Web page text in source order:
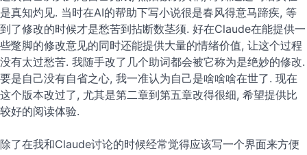
是真知灼见. 当时在AI的帮助下写小说很是春风得意马蹄疾, 等
到了修改的时候才是愁苦到拈断数茎须. 好在Claude在能提供一
些蹩脚的修改意见的同时还能提供大量的情绪价值, 让这个过程
没有太过愁苦. 我随手改了几个助词都会被它称为是绝妙的修改.
要是自己没有自省之心, 我一准认为自己是啥啥啥在世了. 现在
这个版本改过了, 尤其是第二章到第五章改得很细, 希望提供比
较好的阅读体验.
除了在我和Claude讨论的时候经常觉得应该写一个界面来方便